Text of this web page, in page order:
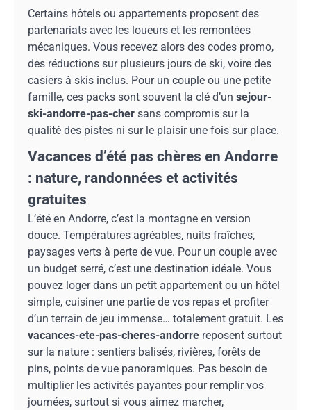
Certains hôtels ou appartements proposent des
partenariats avec les loueurs et les remontées
mécaniques. Vous recevez alors des codes promo,
des réductions sur plusieurs jours de ski, voire des
casiers à skis inclus. Pour un couple ou une petite
famille, ces packs sont souvent la clé d’un sejour-
ski-andorre-pas-cher sans compromis sur la
qualité des pistes ni sur le plaisir une fois sur place.
Vacances d’été pas chères en Andorre
: nature, randonnées et activités
gratuites
L’été en Andorre, c’est la montagne en version
douce. Températures agréables, nuits fraîches,
paysages verts à perte de vue. Pour un couple avec
un budget serré, c’est une destination idéale. Vous
pouvez loger dans un petit appartement ou un hôtel
simple, cuisiner une partie de vos repas et profiter
d’un terrain de jeu immense… totalement gratuit. Les
vacances-ete-pas-cheres-andorre reposent surtout
sur la nature : sentiers balisés, rivières, forêts de
pins, points de vue panoramiques. Pas besoin de
multiplier les activités payantes pour remplir vos
journées, surtout si vous aimez marcher,